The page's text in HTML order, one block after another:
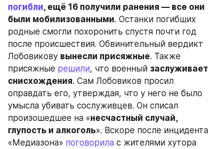
погибли, ещё 16 получили ранения — все они
были мобилизованными. Останки погибших
родные смогли похоронить спустя почти год
после происшествия. Обвинительный вердикт
Лобовикову вынесли присяжные. Также
присяжные решили, что военный заслуживает
снисхождения. Сам Лобовиков просил
оправдать его, утверждая, что у него не было
умысла убивать сослуживцев. Он списал
произошедшее на «несчастный случай,
глупость и алкоголь». Вскоре после инцидента
«Медиазона» поговорила с жителями хутора